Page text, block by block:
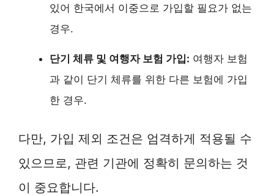
있어 한국에서 이중으로 가입할 필요가 없는
경우.
단기 체류 및 여행자 보험 가입: 여행자 보험
과 같이 단기 체류를 위한 다른 보험에 가입
한 경우.
다만, 가입 제외 조건은 엄격하게 적용될 수
있으므로, 관련 기관에 정확히 문의하는 것
이 중요합니다.